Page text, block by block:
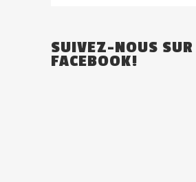
SUIVEZ-NOUS SUR
FACEBOOK!